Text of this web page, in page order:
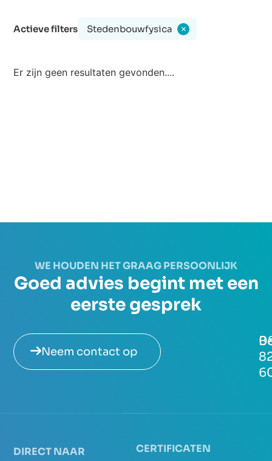
Actieve filters Stedenbouwfysica ×
Er zijn geen resultaten gevonden....
WE HOUDEN HET GRAAG PERSOONLIJK
Goed advies begint met een
eerste gesprek
Neem contact op
DIRECT NAAR CERTIFICATEN